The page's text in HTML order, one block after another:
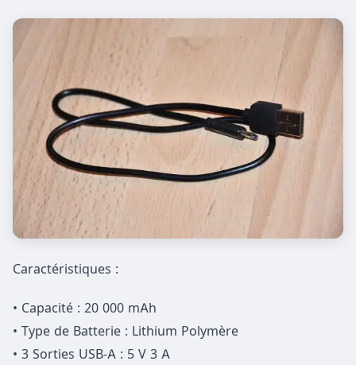
Caractéristiques :
• Capacité : 20 000 mAh
• Type de Batterie : Lithium Polymère
• 3 Sorties USB-A : 5 V 3 A